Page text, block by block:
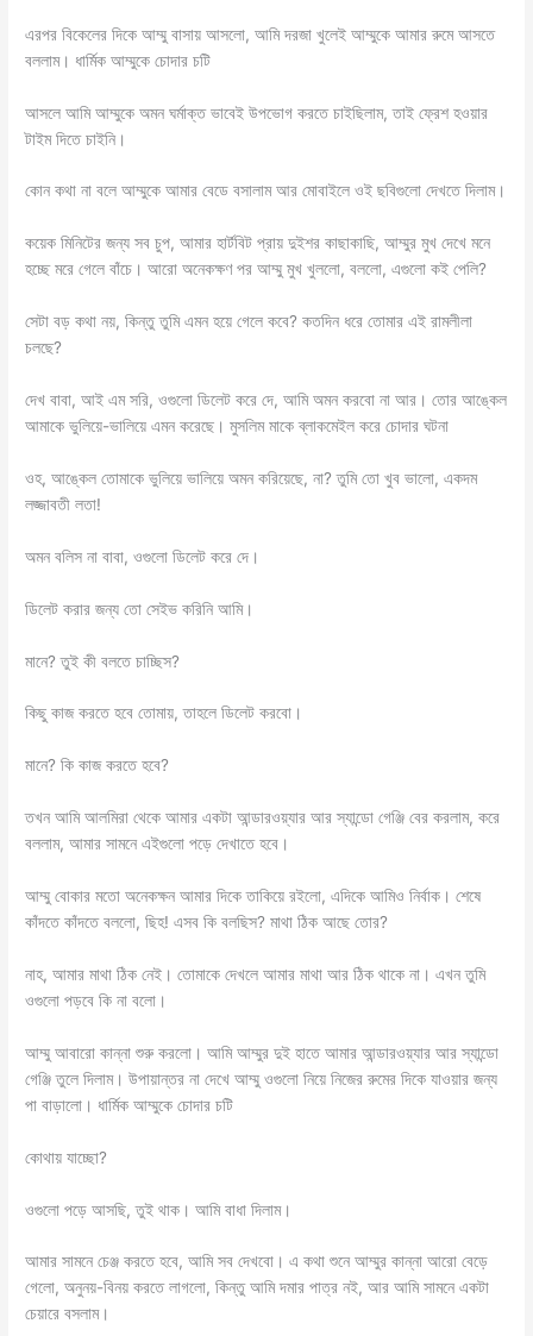
এরপর বিকেলের দিকে আম্মু বাসায় আসলো, আমি দরজা খুলেই আম্মুকে আমার রুমে আসতে
বললাম। ধার্মিক আম্মুকে চোদার চটি
আসলে আমি আম্মুকে অমন ঘর্মাক্ত ভাবেই উপভোগ করতে চাইছিলাম, তাই ফ্রেশ হওয়ার
টাইম দিতে চাইনি।
কোন কথা না বলে আম্মুকে আমার বেডে বসালাম আর মোবাইলে ওই ছবিগুলো দেখতে দিলাম।
কয়েক মিনিটের জন্য সব চুপ, আমার হার্টবিট প্রায় দুইশর কাছাকাছি, আম্মুর মুখ দেখে মনে
হচ্ছে মরে গেলে বাঁচে। আরো অনেকক্ষণ পর আম্মু মুখ খুললো, বললো, এগুলো কই পেলি?
সেটা বড় কথা নয়, কিন্তু তুমি এমন হয়ে গেলে কবে? কতদিন ধরে তোমার এই রামলীলা
চলছে?
দেখ বাবা, আই এম সরি, ওগুলো ডিলেট করে দে, আমি অমন করবো না আর। তোর আঙ্কেল
আমাকে ভুলিয়ে-ভালিয়ে এমন করেছে। মুসলিম মাকে ব্লাকমেইল করে চোদার ঘটনা
ওহ, আঙ্কেল তোমাকে ভুলিয়ে ভালিয়ে অমন করিয়েছে, না? তুমি তো খুব ভালো, একদম
লজ্জাবতী লতা!
অমন বলিস না বাবা, ওগুলো ডিলেট করে দে।
ডিলেট করার জন্য তো সেইভ করিনি আমি।
মানে? তুই কী বলতে চাচ্ছিস?
কিছু কাজ করতে হবে তোমায়, তাহলে ডিলেট করবো।
মানে? কি কাজ করতে হবে?
তখন আমি আলমিরা থেকে আমার একটা আন্ডারওয়্যার আর স্যান্ডো গেঞ্জি বের করলাম, করে
বললাম, আমার সামনে এইগুলো পড়ে দেখাতে হবে।
আম্মু বোকার মতো অনেকক্ষন আমার দিকে তাকিয়ে রইলো, এদিকে আমিও নির্বাক। শেষে
কাঁদতে কাঁদতে বললো, ছিহ! এসব কি বলছিস? মাথা ঠিক আছে তোর?
নাহ, আমার মাথা ঠিক নেই। তোমাকে দেখলে আমার মাথা আর ঠিক থাকে না। এখন তুমি
ওগুলো পড়বে কি না বলো।
আম্মু আবারো কান্না শুরু করলো। আমি আম্মুর দুই হাতে আমার আন্ডারওয়্যার আর স্যান্ডো
গেঞ্জি তুলে দিলাম। উপায়ান্তর না দেখে আম্মু ওগুলো নিয়ে নিজের রুমের দিকে যাওয়ার জন্য
পা বাড়ালো। ধার্মিক আম্মুকে চোদার চটি
কোথায় যাচ্ছো?
ওগুলো পড়ে আসছি, তুই থাক। আমি বাধা দিলাম।
আমার সামনে চেঞ্জ করতে হবে, আমি সব দেখবো। এ কথা শুনে আম্মুর কান্না আরো বেড়ে
গেলো, অনুনয়-বিনয় করতে লাগলো, কিন্তু আমি দমার পাত্র নই, আর আমি সামনে একটা
চেয়ারে বসলাম।